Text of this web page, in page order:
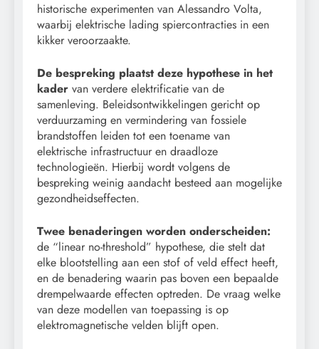
historische experimenten van Alessandro Volta,
waarbij elektrische lading spiercontracties in een
kikker veroorzaakte.
De bespreking plaatst deze hypothese in het
kader van verdere elektrificatie van de
samenleving. Beleidsontwikkelingen gericht op
verduurzaming en vermindering van fossiele
brandstoffen leiden tot een toename van
elektrische infrastructuur en draadloze
technologieën. Hierbij wordt volgens de
bespreking weinig aandacht besteed aan mogelijke
gezondheidseffecten.
Twee benaderingen worden onderscheiden:
de “linear no-threshold” hypothese, die stelt dat
elke blootstelling aan een stof of veld effect heeft,
en de benadering waarin pas boven een bepaalde
drempelwaarde effecten optreden. De vraag welke
van deze modellen van toepassing is op
elektromagnetische velden blijft open.